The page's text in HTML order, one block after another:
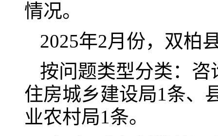
情况。
2025年2月份，双柏
按问题类型分类：咨
住房城乡建设局1条、
业农村局1条。